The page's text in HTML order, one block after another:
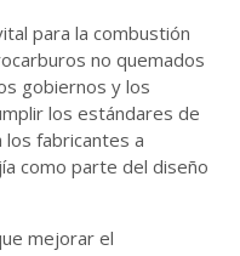
para la combustión
no quemados
gobiernos y los
los estándares de
fabricantes a
como parte del diseño
mejorar el